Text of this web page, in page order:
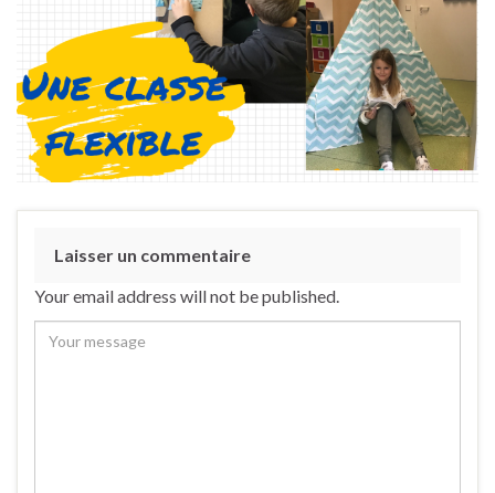
Laisser un commentaire
Your email address will not be published.